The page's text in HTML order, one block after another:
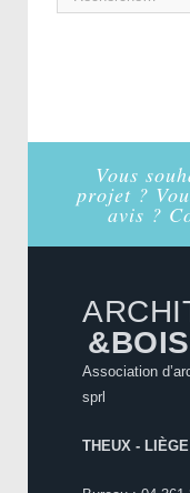
Vous
projet ?
avis ?
&BOIS
Association
sprl
THEUX -